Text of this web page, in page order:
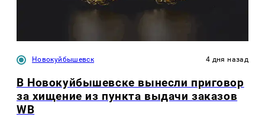
Новокуйбышевск 4 дня назад
В Новокуйбышевске вынесли приговор
за хищение из пункта выдачи заказов
WB